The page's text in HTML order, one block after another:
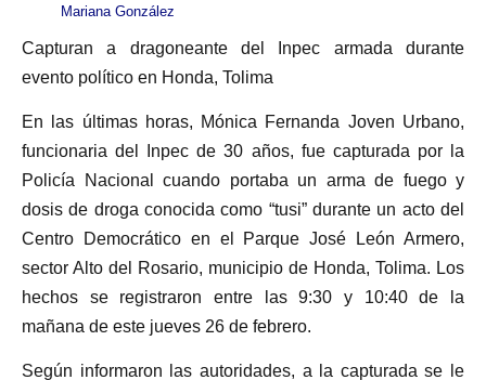
Mariana González
Capturan a dragoneante del Inpec armada durante
evento político en Honda, Tolima
En las últimas horas, Mónica Fernanda Joven Urbano,
funcionaria del Inpec de 30 años, fue capturada por la
Policía Nacional cuando portaba un arma de fuego y
dosis de droga conocida como “tusi” durante un acto del
Centro Democrático en el Parque José León Armero,
sector Alto del Rosario, municipio de Honda, Tolima. Los
hechos se registraron entre las 9:30 y 10:40 de la
mañana de este jueves 26 de febrero.
Según informaron las autoridades, a la capturada se le